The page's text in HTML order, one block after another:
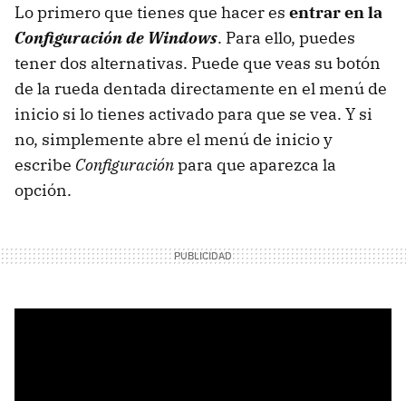
Lo primero que tienes que hacer es entrar en la
Configuración de Windows. Para ello, puedes
tener dos alternativas. Puede que veas su botón
de la rueda dentada directamente en el menú de
inicio si lo tienes activado para que se vea. Y si
no, simplemente abre el menú de inicio y
escribe Configuraciónpara que aparezca la
opción.